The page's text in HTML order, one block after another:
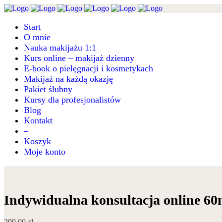
Start
O mnie
Nauka makijażu 1:1
Kurs online – makijaż dzienny
E-book o pielęgnacji i kosmetykach
Makijaż na każdą okazję
Pakiet ślubny
Kursy dla profesjonalistów
Blog
Kontakt
–
Koszyk
Moje konto
Indywidualna konsultacja online